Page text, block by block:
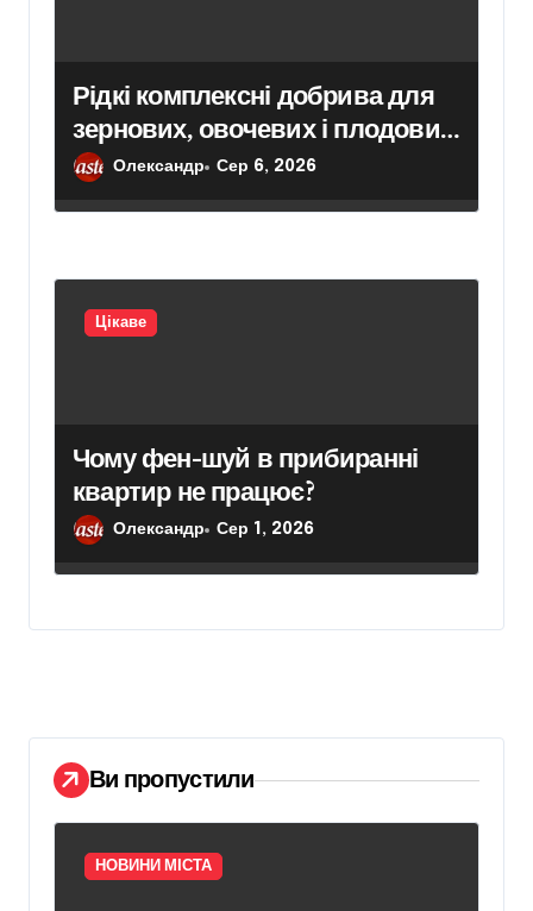
Рідкі комплексні добрива для
зернових, овочевих і плодових
культур: особливості вибору
Олександр Сер 6, 2026
Цікаве
Чому фен-шуй в прибиранні
квартир не працює?
Олександр Сер 1, 2026
Ви пропустили
НОВИНИ МІСТА